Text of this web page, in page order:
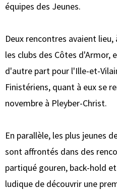
équipes des Jeunes.
Deux rencontres avaient
les clubs des Côtes d'Armor,
d'autre part pour l'Ille-et-
Finistériens, quant à eux se
novembre à Pleyber-Christ.
En parallèle, les plus jeunes
sont affrontés dans des
partiqué gouren, back-hold
ludique de découvrir une